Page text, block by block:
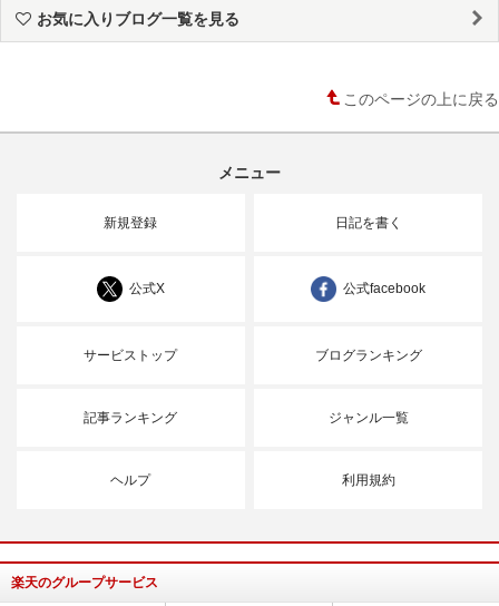
お気に入りブログ一覧を見る
このページの上に戻る
メニュー
新規登録 日記を書く
公式X 公式facebook
サービストップ ブログランキング
記事ランキング ジャンル一覧
ヘルプ 利用規約
楽天のグループサービス